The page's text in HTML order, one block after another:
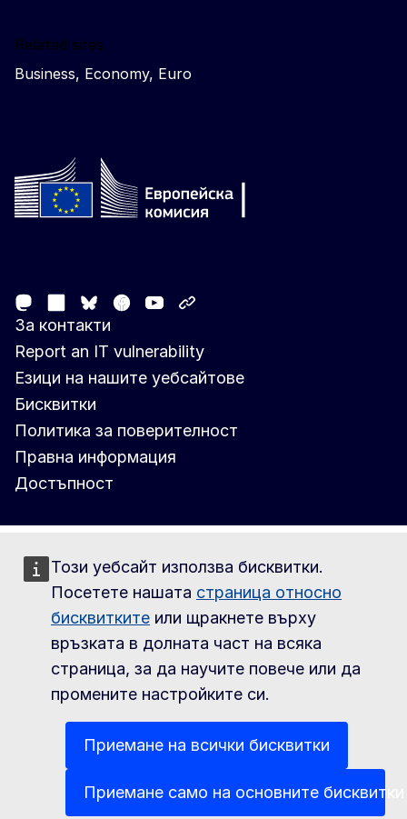
Този уебсайт използва бисквитки.
Посетете нашата страница относно
бисквитките или щракнете върху
връзката в долната част на всяка
страница, за да научите повече или да
промените настройките си.
Приемане на всички бисквитки
Приемане само на основните бисквитки
Related sites
Business, Economy, Euro
MastodonLinkedIn
Bluesky
Facebook
Youtube
За контакти
Report an IT vulnerability
Езици на нашите уебсайтове
Бисквитки
Политика за поверителност
Правна информация
Достъпност